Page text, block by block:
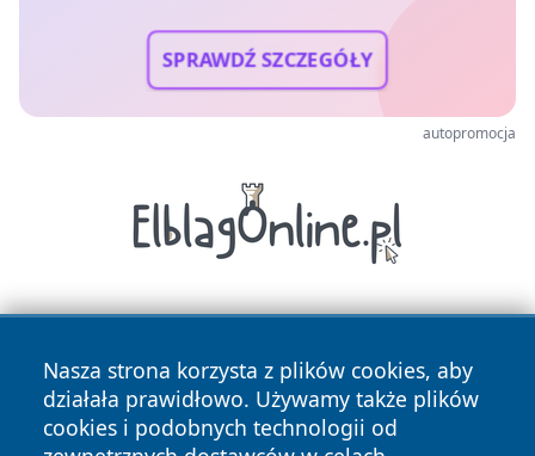
SPRAWDŹ SZCZEGÓŁY
autopromocja
Nasza strona korzysta z plików cookies, aby
działała prawidłowo. Używamy także plików
cookies i podobnych technologii od